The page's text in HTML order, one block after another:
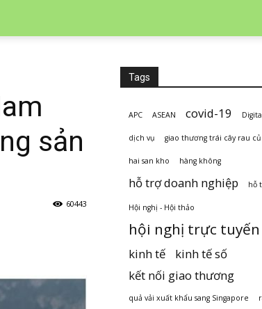
sản
60443
Tags
APC ASEAN covid-19
dịch vụ giao thương trái cây rau củ
hai san kho hàng không
hỗ trợ doanh nghiệp hỗ
Hội nghị - Hội thảo
hội nghị trực tuyến
kinh tế
kinh tế số
kết nối giao thương
quả vải xuất khẩu sang Singapore